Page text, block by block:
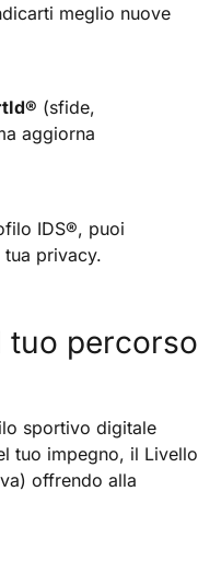
meglio nuove
® (sfide,
aggiorna
IDS®, puoi
privacy.
tuo percorso
sportivo digitale
tuo impegno, il Livello
offrendo alla